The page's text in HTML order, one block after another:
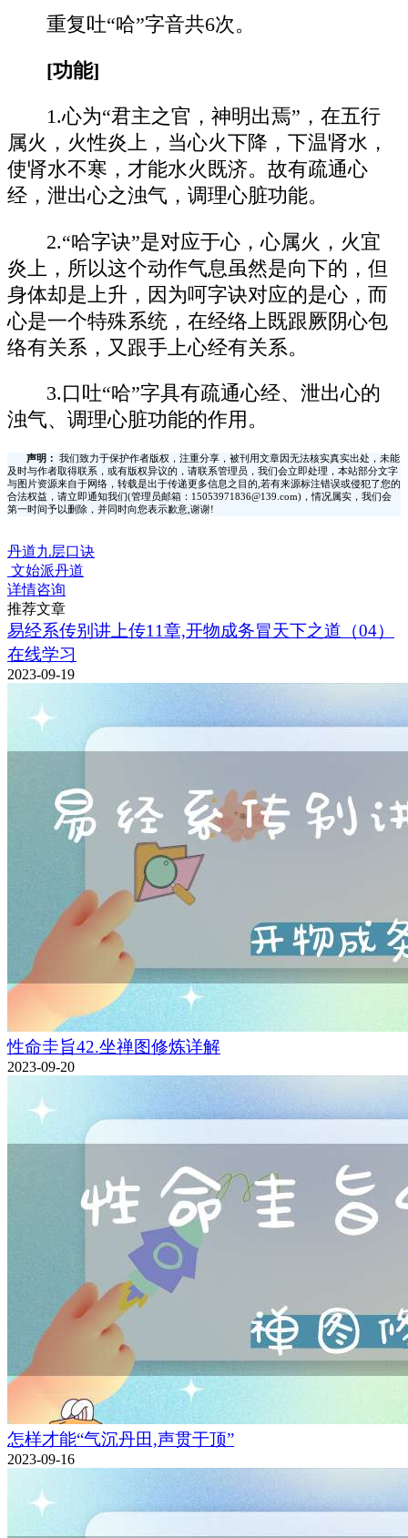
重复吐“哈”字音共6次。
[功能]
1.心为“君主之官，神明出焉”，在五行
属火，火性炎上，当心火下降，下温肾水，
使肾水不寒，才能水火既济。故有疏通心
经，泄出心之浊气，调理心脏功能。
2.“哈字诀”是对应于心，心属火，火宜
炎上，所以这个动作气息虽然是向下的，但
身体却是上升，因为呵字诀对应的是心，而
心是一个特殊系统，在经络上既跟厥阴心包
络有关系，又跟手上心经有关系。
3.口吐“哈”字具有疏通心经、泄出心的
浊气、调理心脏功能的作用。
声明：
我们致力于保护作者版权，注重分享，被刊用文章因无法核实真实出处，未能
及时与作者取得联系，或有版权异议的，请联系管理员，我们会立即处理，本站部分文字
与图片资源来自于网络，转载是出于传递更多信息之目的,若有来源标注错误或侵犯了您的
合法权益，请立即通知我们(管理员邮箱：15053971836@139.com)，情况属实，我们会
第一时间予以删除，并同时向您表示歉意,谢谢!
丹道九层口诀
文始派丹道
详情咨询
推荐文章
易经系传别讲上传11章,开物成务冒天下之道（04）
在线学习
2023-09-19
性命圭旨42.坐禅图修炼详解
2023-09-20
怎样才能“气沉丹田,声贯于顶”
2023-09-16